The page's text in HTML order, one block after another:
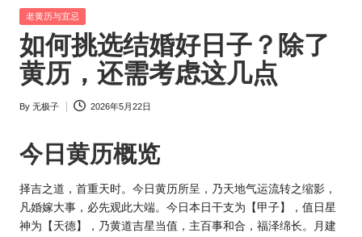
转
农
历
阴
历
Posted
老黄历与宜忌
如何挑选结婚好日子？除了
黄历，还需考虑这几点
Posted
By 无极子 2026年5月22日
今日 黄历概览
择吉之道，首重天时。今日黄历所呈，乃天地气运流转之缩影，
凡婚嫁大事，必先观此大端。今日本日干支为【甲子】，值日星
神为【天德】，乃黄道吉星当值，主百事和合，福泽绵长。月建